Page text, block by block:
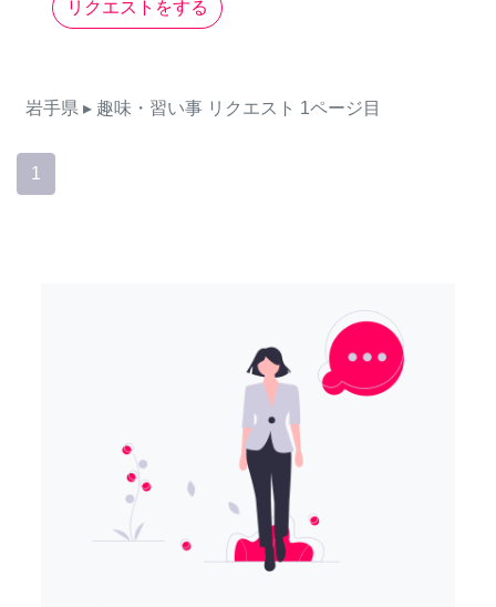
リクエストをする
岩手県 ▸ 趣味・習い事 リクエスト 1ページ目
1